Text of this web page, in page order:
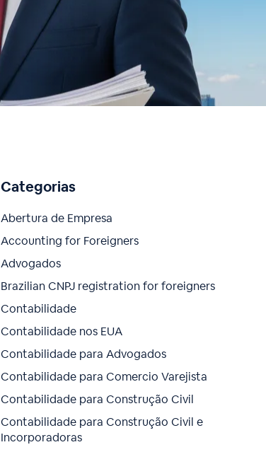
Categorias
Abertura de Empresa
Accounting for Foreigners
Advogados
Brazilian CNPJ registration for foreigners
Contabilidade
Contabilidade nos EUA
Contabilidade para Advogados
Contabilidade para Comercio Varejista
Contabilidade para Construção Civil
Contabilidade para Construção Civil e
Incorporadoras